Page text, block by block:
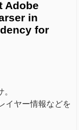
Adobe
in
for
イヤー情報などを